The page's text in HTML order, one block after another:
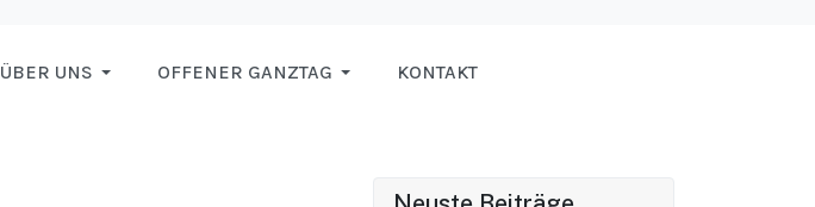
ÜBER UNS OFFENER GANZTAG KONTAKT